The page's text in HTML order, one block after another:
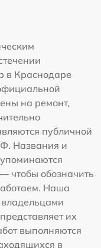
в Краснодаре
на ремонт,
публичной
Названия и
чтобы обозначить
Наша
их
выполняются
в